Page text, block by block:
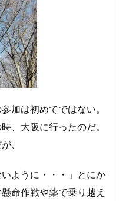
加は初めてではない。
、大阪に行ったのだ。
、
ように・・・」とにか
命作戦や薬で乗り越え